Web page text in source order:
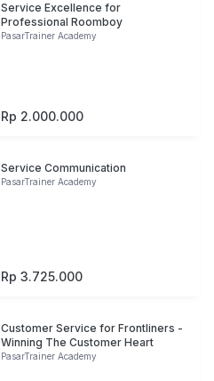
Service Excellence for
Professional Roomboy
PasarTrainer Academy
Rp 2.000.000
Service Communication
PasarTrainer Academy
Rp 3.725.000
Customer Service for Frontliners -
Winning The Customer Heart
PasarTrainer Academy